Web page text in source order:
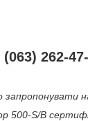
(063) 262-
500-S/B